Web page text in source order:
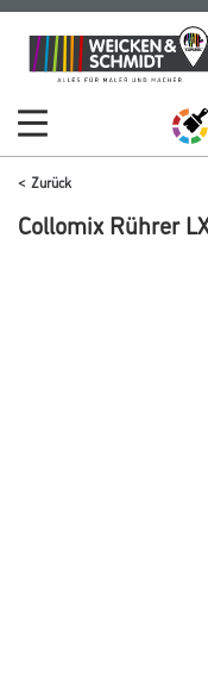
Zum
Inhalt
Zum
Navigationsmenü
Zurück
Collomix Rührer